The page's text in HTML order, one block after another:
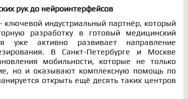
рук до нейроинтерфейсов
индустриальный партнёр, который
разработку в готовый медицинский
уже активно развивает направление
В Санкт-Петербурге и Москве
мобильности, которые не только
но и оказывают комплексную помощь по
открыть ещё десять таких центров